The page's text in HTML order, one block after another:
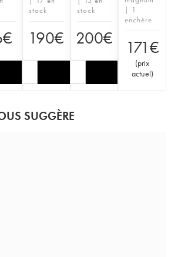
€
stock
190€
stock
200€
| 1
enchère
171€
(prix
actuel)
SUGGÈRE